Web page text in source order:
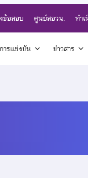
ข้อสอบ ศูนย์สอวน. ทำ
ารแข่งขัน ข่าวสาร